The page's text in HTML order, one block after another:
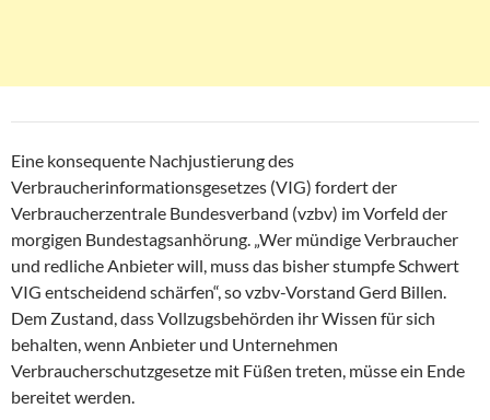
Eine konsequente Nachjustierung des
Verbraucherinformationsgesetzes (VIG) fordert der
Verbraucherzentrale Bundesverband (vzbv) im Vorfeld der
morgigen Bundestagsanhörung. „Wer mündige Verbraucher
und redliche Anbieter will, muss das bisher stumpfe Schwert
VIG entscheidend schärfen“, so vzbv-Vorstand Gerd Billen.
Dem Zustand, dass Vollzugsbehörden ihr Wissen für sich
behalten, wenn Anbieter und Unternehmen
Verbraucherschutzgesetze mit Füßen treten, müsse ein Ende
bereitet werden.